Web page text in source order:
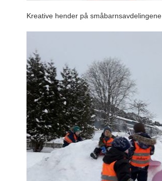
Kreative hender på småbarnsavdelingene